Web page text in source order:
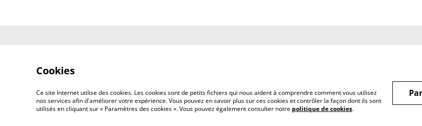
©2026 Les frères barbiers 1 Rue du 8 mai 60420 Maignelay-Montigny
Cookies
Ce site Internet utilise des cookies. Les cookies sont de petits fichiers qui nous aident à comprendre comment vous utilisez
nos services afin d'améliorer votre expérience. Vous pouvez en savoir plus sur ces cookies et contrôler la façon dont ils sont
utilisés en cliquant sur « Paramètres des cookies ». Vous pouvez également consulter notre politique de cookies.